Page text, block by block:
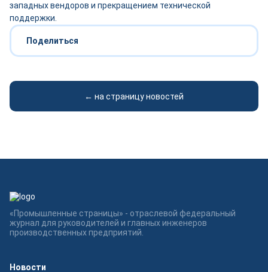
западных вендоров и прекращением технической
поддержки.
Поделиться
← на страницу новостей
Новости
«Промышленные страницы» - отраслевой федеральный
журнал для руководителей и главных инженеров
производственных предприятий.